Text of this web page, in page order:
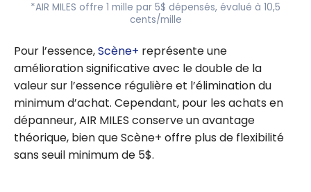
*AIR MILES offre 1 mille par 5$ dépensés, évalué à 10,5
cents/mille
Pour l’essence,Scène+ représente une
amélioration significative avec le double de la
valeur sur l’essence régulière et l’élimination du
minimum d’achat. Cependant, pour les achats en
dépanneur, AIR MILES conserve un avantage
théorique, bien que Scène+ offre plus de flexibilité
sans seuil minimum de 5$.